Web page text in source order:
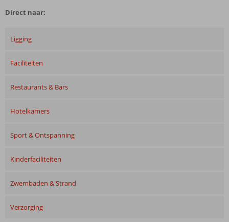
Direct naar:
Ligging
Faciliteiten
Restaurants & Bars
Hotelkamers
Sport & Ontspanning
Kinderfaciliteiten
Zwembaden & Strand
Verzorging